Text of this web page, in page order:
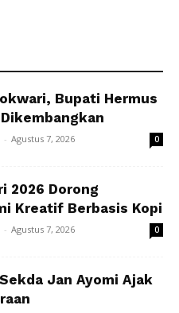
Bupati Hermus
- Agustus 7, 2026 0
2026 Dorong
Kreatif Berbasis Kopi
- Agustus 7, 2026 0
Jan Ayomi Ajak